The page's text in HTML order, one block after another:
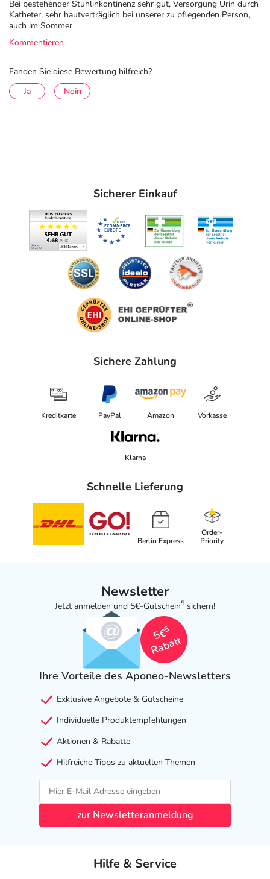
Verschlussstreifen aus Polypropylen (Klettband) "
Adresse des Anbieters/Herstellers
Paul Hartmann Str. 12
89522 Heidenheim
Bei bestehender Stuhlinkontinenz sehr gut, Versorgung Urin durch
Katheter, sehr hautverträglich bei unserer zu pflegenden Person,
auch im Sommer
Kommentieren
Fanden Sie diese Bewertung hilfreich?
Ja
Nein
Sicherer Einkauf
Sichere Zahlung
Kreditkarte PayPal Amazon Vorkasse
Klarna
Schnelle Lieferung
Berlin Express
Order-
Priority
Newsletter
Jetzt anmelden und 5€-Gutschein5 sichern!
5€
5
Rabatt
Ihre Vorteile des Aponeo-Newsletters
Exklusive Angebote & Gutscheine
Individuelle Produktempfehlungen
Aktionen & Rabatte
Hilfreiche Tipps zu aktuellen Themen
zur Newsletteranmeldung
Hilfe & Service